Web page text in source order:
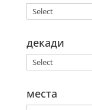
декади
места